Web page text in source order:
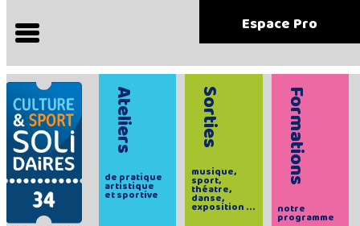
Espace Pro
Ateliers
de pratique
artistique
et sportive
Sorties
musique,
sport,
théatre,
danse,
exposition ...
Formations
notre
programme